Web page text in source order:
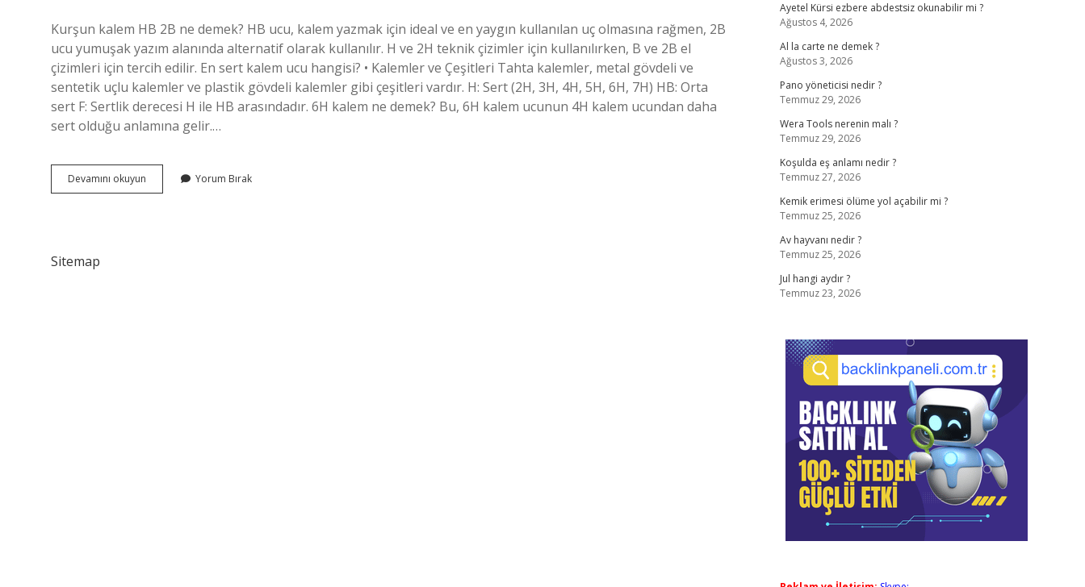
Kurşun kalem HB 2B ne demek? HB ucu, kalem yazmak için ideal ve en yaygın kullanılan uç olmasına rağmen, 2B
ucu yumuşak yazım alanında alternatif olarak kullanılır. H ve 2H teknik çizimler için kullanılırken, B ve 2B el
çizimleri için tercih edilir. En sert kalem ucu hangisi? • Kalemler ve Çeşitleri Tahta kalemler, metal gövdeli ve
sentetik uçlu kalemler ve plastik gövdeli kalemler gibi çeşitleri vardır. H: Sert (2H, 3H, 4H, 5H, 6H, 7H) HB: Orta
sert F: Sertlik derecesi H ile HB arasındadır. 6H kalem ne demek? Bu, 6H kalem ucunun 4H kalem ucundan daha
sert olduğu anlamına gelir.…
Devamını okuyun
Sert
Yorum Bırak
Sitemap
Ayetel Kürsi ezbere abdestsiz okunabilir mi ?
Ağustos 4, 2026
Al la carte ne demek ?
Ağustos 3, 2026
Pano yöneticisi nedir ?
Temmuz 29, 2026
Wera Tools nerenin malı ?
Temmuz 29, 2026
Koşulda eş anlamı nedir ?
Temmuz 27, 2026
Kemik erimesi ölüme yol açabilir mi ?
Temmuz 25, 2026
Av hayvanı nedir ?
Temmuz 25, 2026
Jul hangi aydır ?
Temmuz 23, 2026